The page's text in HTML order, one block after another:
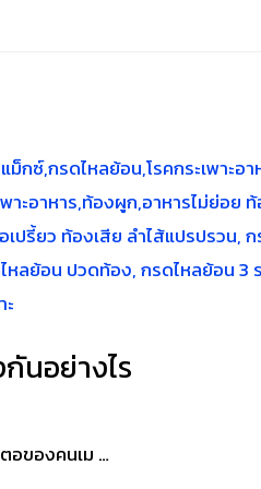
นอย่างไร
อของคนเม …